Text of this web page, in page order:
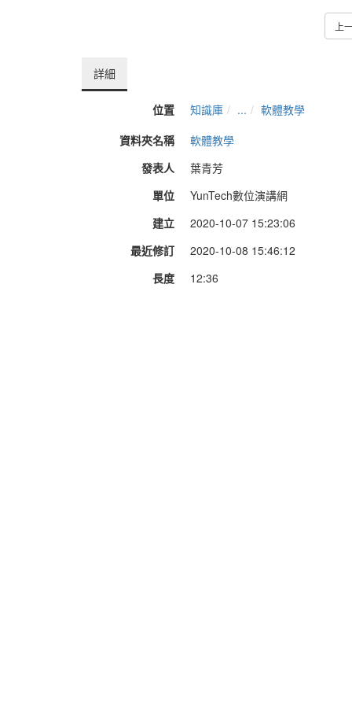
上
詳細
位置 知識庫 ...
軟體教學
資料夾名稱
軟體教學
發表人
葉青芳
單位
YunTech數位演講網
建立
2020-10-07 15:23:06
最近修訂
2020-10-08 15:46:12
長度
12:36